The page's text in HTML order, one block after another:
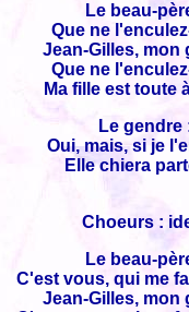
Le beau-
Que ne
Jean-Gilles, mon
Que ne
Ma fille est toute
Le gendre
Oui, mais, si je
Elle chiera
Choeurs :
Le beau-
C'est vous, qui me
Jean-Gilles, mon